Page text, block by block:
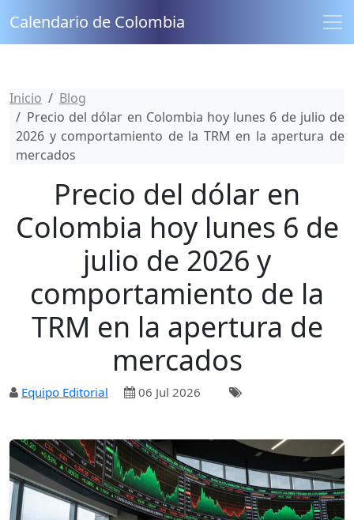
Calendario de Colombia
Inicio
Blog
Precio del dólar en Colombia hoy lunes 6 de julio de
2026 y comportamiento de la TRM en la apertura de
mercados
Precio del dólar en
Colombia hoy lunes 6 de
julio de 2026 y
comportamiento de la
TRM en la apertura de
mercados
Equipo Editorial 06 Jul 2026